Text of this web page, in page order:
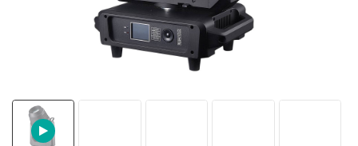
Português
한국의